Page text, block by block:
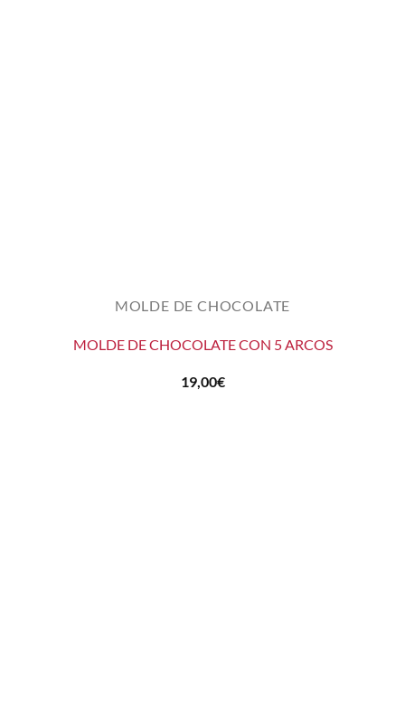
MOLDE DE CHOCOLATE
MOLDE DE CHOCOLATE CON 5 ARCOS
19,00€